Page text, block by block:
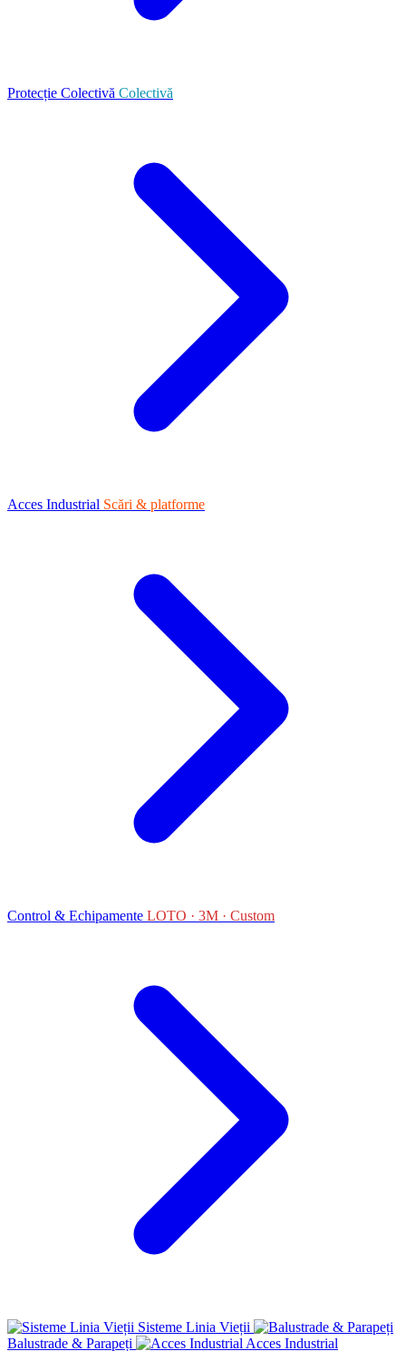
Protecție Colectivă Colectivă
Acces Industrial Scări & platforme
Control & Echipamente LOTO · 3M · Custom
Sisteme Linia Vieții
Balustrade & Parapeți
Acces Industrial